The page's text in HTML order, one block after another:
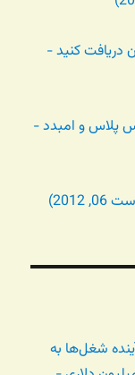
دریافت کنید -
پلاس و امبدد -
از آینده شغل‌ها به